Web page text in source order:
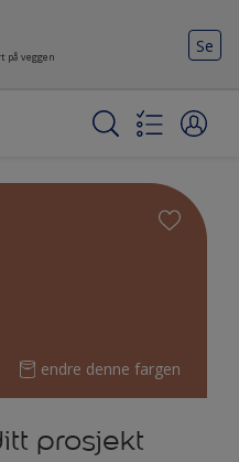
på veggen
Se
endre denne fargen
prosjekt